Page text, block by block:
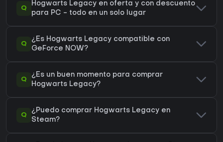
Q
Hogwarts Legacy en oferta y con descuento
para PC - todo en un solo lugar
Q
¿Es Hogwarts Legacy compatible con
GeForce NOW?
Q
¿Es un buen momento para comprar
Hogwarts Legacy?
Q
¿Puedo comprar Hogwarts Legacy en
Steam?